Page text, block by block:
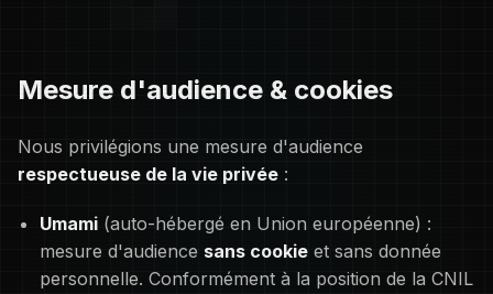
Mesure d'audience & cookies
Nous privilégions une mesure d'audience
respectueuse de la vie privée :
Umami (auto-hébergé en Union européenne) :
mesure d'audience sans cookie et sans donnée
personnelle. Conformément à la position de la CNIL